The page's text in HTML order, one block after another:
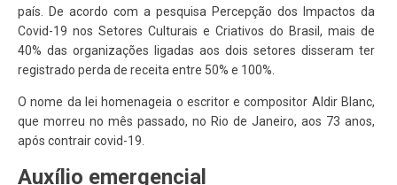
país. De acordo com a pesquisa Percepção dos Impactos da
Covid-19 nos Setores Culturais e Criativos do Brasil, mais de
40% das organizações ligadas aos dois setores disseram ter
registrado perda de receita entre 50% e 100%.
O nome da lei homenageia o escritor e compositor Aldir Blanc,
que morreu no mês passado, no Rio de Janeiro, aos 73 anos,
após contrair covid-19.
Auxílio emergencial